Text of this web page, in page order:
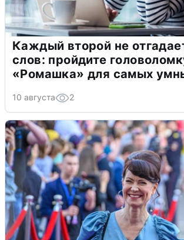
Каждый второй не
слов: пройдите
«Ромашка» для самых
10 августа 2